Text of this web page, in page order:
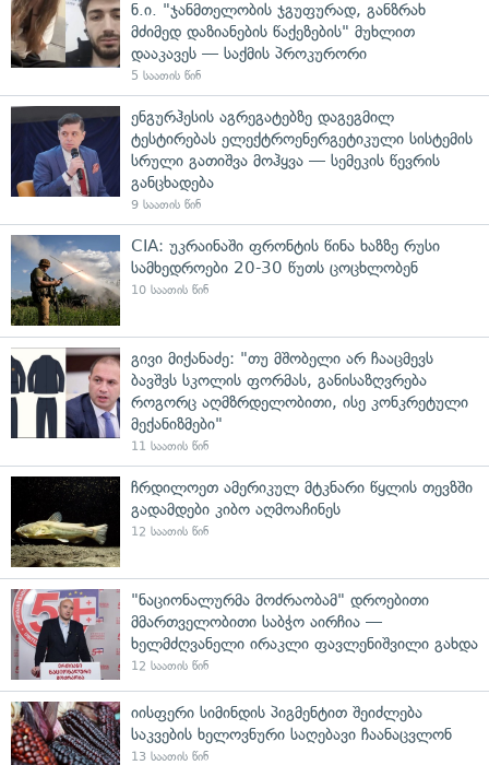
ნ.ი. "ჯანმთელობის ჯგუფურად, განზრახ
მძიმედ დაზიანების წაქეზების" მუხლით
დააკავეს — საქმის პროკურორი
5 საათის წინ
ენგურჰესის აგრეგატებზე დაგეგმილ
ტესტირებას ელექტროენერგეტიკული სისტემის
სრული გათიშვა მოჰყვა — სემეკის წევრის
განცხადება
9 საათის წინ
CIA: უკრაინაში ფრონტის წინა ხაზზე რუსი
სამხედროები 20-30 წუთს ცოცხლობენ
10 საათის წინ
გივი მიქანაძე: "თუ მშობელი არ ჩააცმევს
ბავშვს სკოლის ფორმას, განისაზღვრება
როგორც აღმზრდელობითი, ისე კონკრეტული
მექანიზმები"
11 საათის წინ
ჩრდილოეთ ამერიკულ მტკნარი წყლის თევზში
გადამდები კიბო აღმოაჩინეს
12 საათის წინ
"ნაციონალურმა მოძრაობამ" დროებითი
მმართველობითი საბჭო აირჩია —
ხელმძღვანელი ირაკლი ფავლენიშვილი გახდა
12 საათის წინ
იისფერი სიმინდის პიგმენტით შეიძლება
საკვების ხელოვნური საღებავი ჩაანაცვლონ
13 საათის წინ